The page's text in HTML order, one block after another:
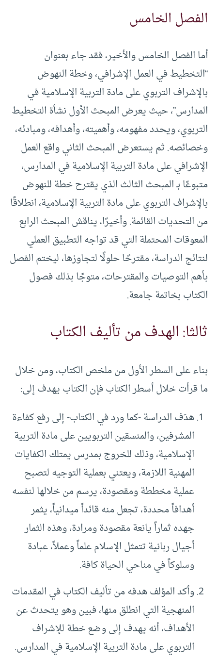
الفصل الخامس
أما الفصل الخامس والأخير، فقد جاء بعنوان
“التخطيط في العمل الإشرافي، وخطة النهوض
بالإشراف التربوي على مادة التربية الإسلامية في
المدارس”، حيث يعرض المبحث الأول نشأة التخطيط
التربوي، ويحدد مفهومه، وأهميته، وأهدافه، ومبادئه،
وخصائصه. ثم يستعرض المبحث الثاني واقع العمل
الإشرافي على مادة التربية الإسلامية في المدارس،
متبوعًا بـ المبحث الثالث الذي يقترح خطة للنهوض
بالإشراف التربوي على مادة التربية الإسلامية، انطلاقًا
من التحديات القائمة. وأخيرًا، يناقش المبحث الرابع
المعوقات المحتملة التي قد تواجه التطبيق العملي
لنتائج الدراسة، مقترحًا حلولًا لتجاوزها، ليختم الفصل
بأهم التوصيات والمقترحات، متوجًا بذلك فصول
الكتاب بخاتمة جامعة.
ثالثا: الهدف من تأليف الكتاب
بناء على السطر الأول من ملخص الكتاب، ومن خلال
ما قرأت خلال أسطر الكتاب فإن الكتاب يهدف إلى:
هدَف الدراسة -كما ورد في الكتاب- إلى رفع كفاءة
المشرفين، والمنسقين التربويين على مادة التربية
الإسلامية، وذلك للخروج بمدرس يمتلك الكفايات
المهنية اللازمة، ويعتني بعملية التوجيه لتصبح
عملية مخططة ومقصودة، يرسم من خلالها لنفسه
أهدافاً محددة، تجعل منه قائداً ميدانياً، يثمر
جهده ثماراً يانعة مقصودة ومرادة، وهذه الثمار
أجيال ربانية تتمثل الإسلام علماً وعملاً، عبادة
وسلوكاً في مناحي الحياة كافة.
وأكد المؤلف هدفه من تأليف الكتاب في المقدمات
المنهجية التي انطلق منها، فبين وهو يتحدث عن
الأهداف، أنه يهدف إلى وضع خطة للإشراف
التربوي على مادة التربية الإسلامية في المدارس.